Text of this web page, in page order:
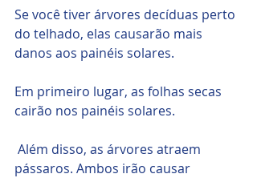
Se você tiver árvores decíduas perto
do telhado, elas causarão mais
danos aos painéis solares.
Em primeiro lugar, as folhas secas
cairão nos painéis solares.
pássaros. Ambos irão causar